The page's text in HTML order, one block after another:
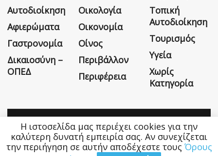
Αυτοδιοίκηση
Αφιερώματα
Γαστρονομία
Δικαιοσύνη –
ΟΠΕΔ
Οικολογία
Οικονομία
Οίνος
Περιβάλλον
Περιφέρεια
Τοπική
Αυτοδιοίκηση
Τουρισμός
Υγεία
Χωρίς
Κατηγορία
Η εταιρεία Όροι Χρήσης Επικοινωνία
Money&Life©
Η ιστοσελίδα μας περιέχει cookies για την
καλύτερη δυνατή εμπειρία σας. Αν συνεχίζεται
την περιήγηση σε αυτήν αποδέχεστε τους Όρους